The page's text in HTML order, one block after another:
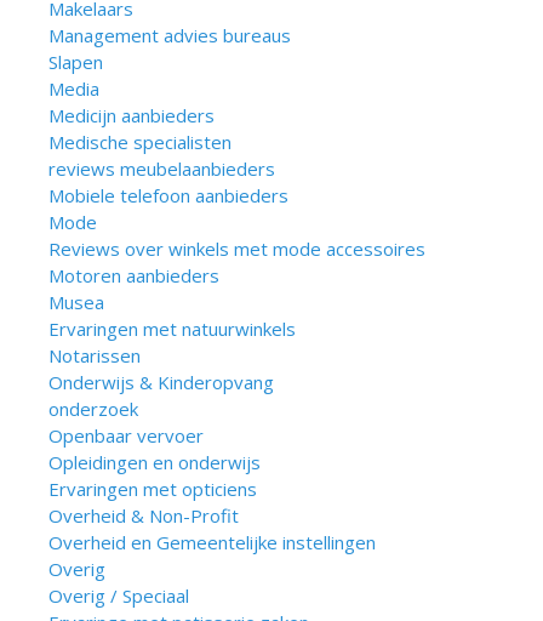
Makelaars
Management advies bureaus
Slapen
Media
Medicijn aanbieders
Medische specialisten
reviews meubelaanbieders
Mobiele telefoon aanbieders
Mode
Reviews over winkels met mode accessoires
Motoren aanbieders
Musea
Ervaringen met natuurwinkels
Notarissen
Onderwijs & Kinderopvang
onderzoek
Openbaar vervoer
Opleidingen en onderwijs
Ervaringen met opticiens
Overheid & Non-Profit
Overheid en Gemeentelijke instellingen
Overig
Overig / Speciaal